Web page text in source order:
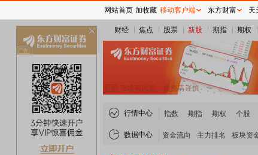
财经 焦点 股票 新股 期指 期权
行情中心 指数 期指 期权 个股
数据中心 资金流向 主力排名 板块资
网站首页 加收藏 移动客户端 东方财富 天
关